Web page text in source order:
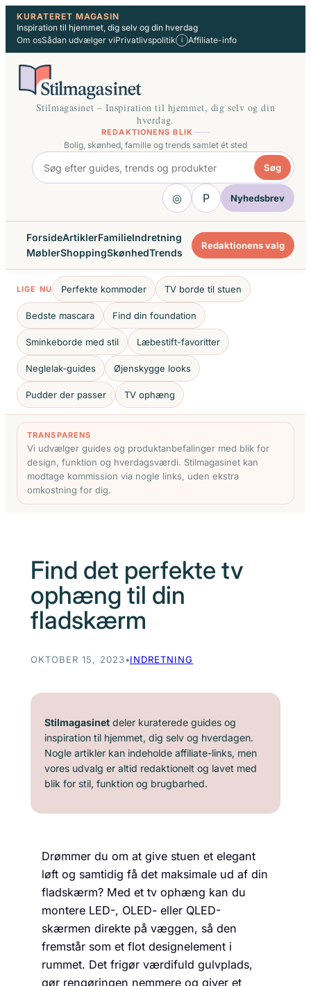
Spring
indhold
KURATERET MAGASIN
Inspiration til hjemmet, dig selv og din hverdag
Om osSådan udvælger viPrivatlivspolitik i Affiliate-info
Stilmagasinet – Inspiration til hjemmet, dig selv og din
hverdag.
REDAKTIONENS BLIK
Bolig, skønhed, familie og trends samlet ét sted
Søg
◎ P Nyhedsbrev
ForsideArtiklerFamilieIndretning
MøblerShoppingSkønhedTrends
Redaktionens valg
LIGE NU Perfekte kommoder TV borde til stuen
Bedste mascara Find din foundation
Sminkeborde med stil Læbestift-favoritter
Neglelak-guides Øjenskygge looks
Pudder der passer TV ophæng
TRANSPARENS
Vi udvælger guides og produktanbefalinger med blik for
design, funktion og hverdagsværdi. Stilmagasinet kan
modtage kommission via nogle links, uden ekstra
omkostning for dig.
Find det perfekte tv
ophæng til din
fladskærm
OKTOBER 15, 2023•INDRETNING
Stilmagasinet deler kuraterede guides og
inspiration til hjemmet, dig selv og hverdagen.
Nogle artikler kan indeholde affiliate-links, men
vores udvalg er altid redaktionelt og lavet med
blik for stil, funktion og brugbarhed.
Drømmer du om at give stuen et elegant
løft og samtidig få det maksimale ud af din
fladskærm? Med et tv ophæng kan du
montere LED-, OLED- eller QLED-
skærmen direkte på væggen, så den
fremstår som et flot designelement i
rummet. Det frigør værdifuld gulvplads,
gør rengøringen nemmere og giver et